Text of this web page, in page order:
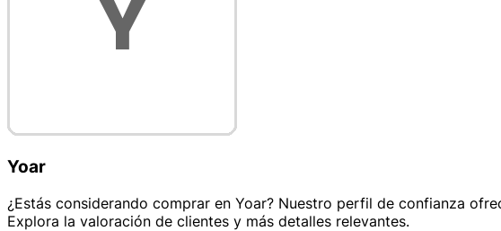
Yoar
¿Estás considerando comprar en Yoar? Nuestro perfil de confianza
Explora la valoración de clientes y más detalles relevantes.